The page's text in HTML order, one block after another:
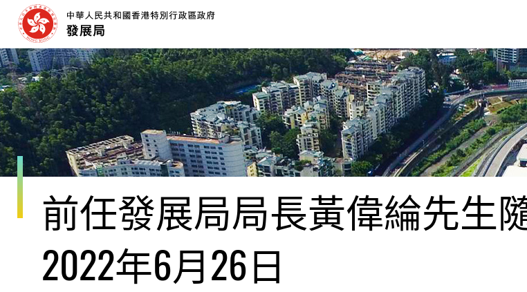
容
開
始
前任發展局局長黃偉綸先生
2022年6月26日